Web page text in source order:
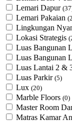
Lemari Dapur
Lemari Pakaian
Lingkungan
Lokasi Strategis
Luas Bangunan
Luas Bangunan
Luas Lantai 2 &
Luas Parkir (5)
Lux (20)
Marble Floors (0)
Master Room
Matras Kamar